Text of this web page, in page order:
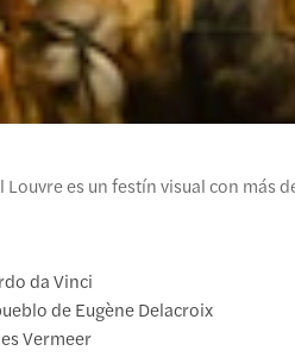
es un festín visual con
da Vinci
de Eugène Delacroix
Vermeer